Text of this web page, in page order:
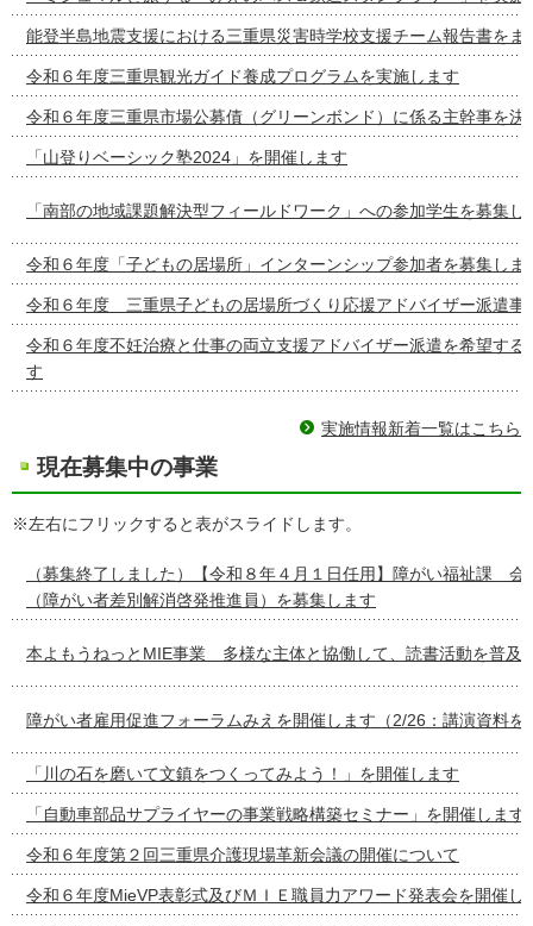
能登半島地震支援における三重県災害時学校支援チーム報告書をま
令和６年度三重県観光ガイド養成プログラムを実施します
令和６年度三重県市場公募債（グリーンボンド）に係る主幹事を決
「山登りベーシック塾2024」を開催します
「南部の地域課題解決型フィールドワーク」への参加学生を募集し
令和６年度「子どもの居場所」インターンシップ参加者を募集しま
令和６年度 三重県子どもの居場所づくり応援アドバイザー派遣事
令和６年度不妊治療と仕事の両立支援アドバイザー派遣を希望する
す
実施情報新着一覧はこちら
現在募集中の事業
※左右にフリックすると表がスライドします。
（募集終了しました）【令和８年４月１日任用】障がい福祉課 会
（障がい者差別解消啓発推進員）を募集します
本よもうねっとMIE事業 多様な主体と協働して、読書活動を普及
障がい者雇用促進フォーラムみえを開催します（2/26：講演資料を
「川の石を磨いて文鎮をつくってみよう！」を開催します
「自動車部品サプライヤーの事業戦略構築セミナー」を開催します
令和６年度第２回三重県介護現場革新会議の開催について
令和６年度MieVP表彰式及びＭＩＥ職員力アワード発表会を開催し